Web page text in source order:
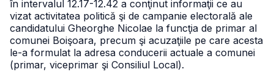
în intervalul 12.17-12.42 a conţinut informaţii ce au
vizat activitatea politică şi de campanie electorală ale
candidatului Gheorghe Nicolae la funcţia de primar al
comunei Boişoara, precum şi acuzaţiile pe care acesta
le-a formulat la adresa conducerii actuale a comunei
(primar, viceprimar şi Consiliul Local).